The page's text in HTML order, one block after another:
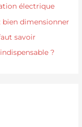
électrique
bien dimensionner
savoir
?